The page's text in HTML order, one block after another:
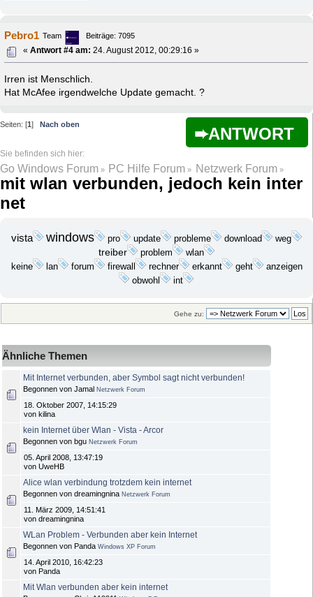
Pebro1 Team
Beiträge: 7095
«Antwort #4 am: 24. August 2012, 00:29:16 »
Irren ist Menschlich.
Hat McAfee irgendwelche Update gemacht. ?
ANTWORT
Seiten: [1] Nach oben
Go Windows Forum » PC Hilfe Forum » Netzwerk Forum»
mit wlan verbunden, jedoch kein inter
net
vista windows pro update probleme download weg
treiber problem
wlan
keine
lan forum firewall rechner erkannt geht anzeigen
obwohl int
Gehe zu:
Ähnliche Themen
Mit Internet verbunden, aber Symbol sagt nicht verbunden!
Begonnen von Jamal Netzwerk Forum
18. Oktober 2007, 14:15:29
von kilina
kein Internet über Wlan - Vista - Arcor
Begonnen von bgu Netzwerk Forum
05. April 2008, 13:47:19
von UweHB
Alice wlan verbindung trotzdem kein internet
Begonnen von dreamingnina Netzwerk Forum
11. März 2009, 14:51:41
von dreamingnina
WLan Problem - Verbunden aber kein Internet
Begonnen von Panda Windows XP Forum
14. April 2010, 16:42:23
von Panda
Mit Wlan verbunden aber kein internet